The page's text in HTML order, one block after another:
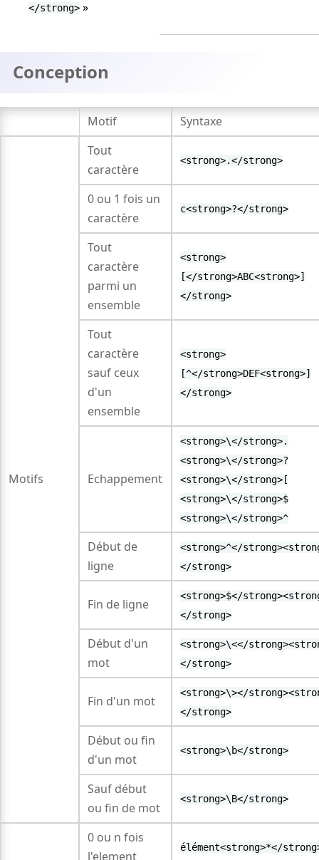
</strong>
Conception
Motif Syntaxe
Motifs
Tout
caractère
<strong>.</strong>
0 ou 1 fois un
caractère
c<strong>?</strong>
Tout
caractère
parmi un
ensemble
<strong>
[</strong>ABC<strong>]
</strong>
Tout
caractère
sauf ceux
d'un
ensemble
<strong>
[^</strong>DEF<strong>]
</strong>
Echappement
<strong>\</strong>.
<strong>\</strong>?
<strong>\</strong>[
<strong>\</strong>$
<strong>\</strong>^
Début de
ligne
<strong>^</
</strong>
Fin de ligne
<strong>$</
</strong>
Début d'un
mot
<strong>\<</
</strong>
Fin d'un mot
<strong>\></
</strong>
Début ou fin
d'un mot
<strong>\b</strong>
Sauf début
ou fin de mot
<strong>\B</strong>
0 ou n fois
l'element
élément<strong>*</